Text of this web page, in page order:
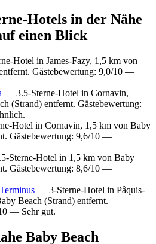
Hotels in der Nähe
einen Blick
Hotel in James-Fazy, 1,5 km von
Gästebewertung: 9,0/10 —
— 3.5-Sterne-Hotel in Cornavin,
(Strand) entfernt. Gästebewertung:
Hotel in Cornavin, 1,5 km von Baby
Gästebewertung: 9,6/10 —
Sterne-Hotel in 1,5 km von Baby
Gästebewertung: 8,6/10 —
— 3-Sterne-Hotel in Pâquis-
Beach (Strand) entfernt.
— Sehr gut.
Baby Beach